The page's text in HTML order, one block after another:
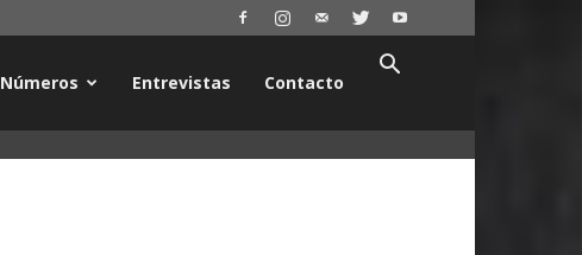
Números Entrevistas Contacto